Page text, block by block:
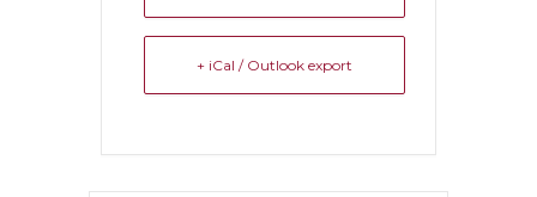
+ iCal / Outlook export